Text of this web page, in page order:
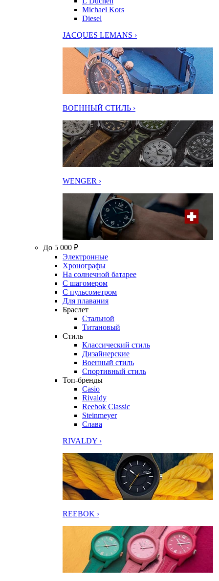
Michael Kors
Diesel
JACQUES LEMANS ›
ВОЕННЫЙ СТИЛЬ ›
WENGER ›
До 5 000 ₽
Электронные
Хронографы
На солнечной батарее
С шагомером
С пульсометром
Для плавания
Браслет
Стальной
Титановый
Стиль
Классический стиль
Дизайнерские
Военный стиль
Спортивный стиль
Топ-бренды
Casio
Rivaldy
Reebok Classic
Steinmeyer
Слава
RIVALDY ›
REEBOK ›